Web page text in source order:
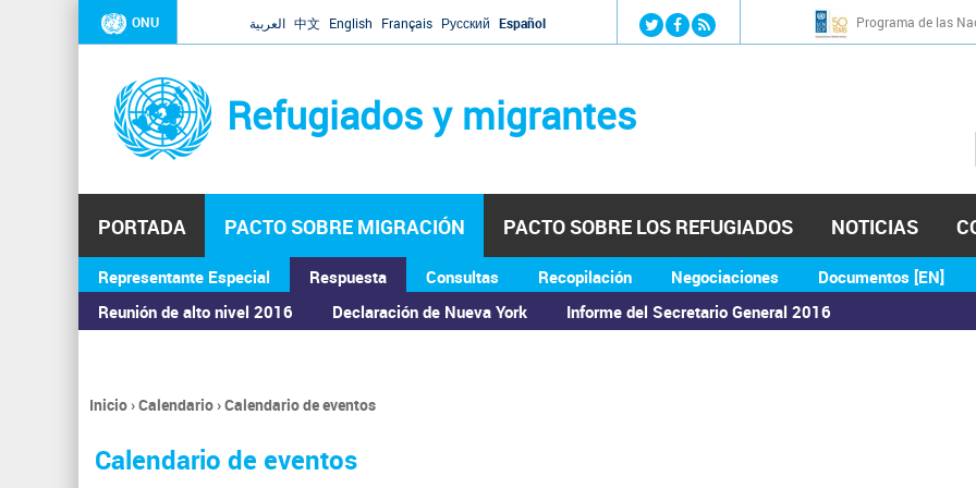
Jump to navigation
ONU العربية 中文 English Français Русский Español Programa de las
Refugiados y migrantes
PORTADA PACTO SOBRE MIGRACIÓN
Representante Especial
Respuesta
Reunión de alto nivel 2016
Declaración de Nueva York Informe del Secretario General 2016
Consultas Recopilación Negociaciones Documentos [EN]
PACTO SOBRE LOS REFUGIADOS NOTICIAS
ASAMBLEA GENERAL
Se
encuentra
usted
Inicio›Calendario›Calendario de eventos
Calendario de eventos